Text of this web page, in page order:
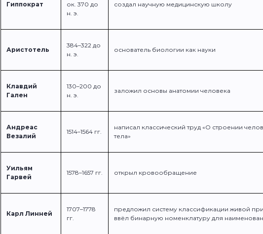
Гиппократ
ок. 370 до
н. э.
создал научную медицинскую школу
Аристотель
384–322 до
н. э.
основатель биологии как науки
Клавдий
Гален
130–200 до
н. э.
заложил основы анатомии человека
Андреас
Везалий
1514–1564 гг.
написал классический труд «О строении
тела»
Уильям
Гарвей
1578–1657 гг. открыл кровообращение
Карл Линней
1707–1778
гг.
предложил систему классификации живой
ввёл бинарную номенклатуру для